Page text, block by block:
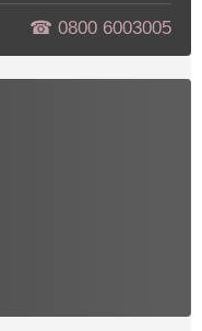
☎︎ 0800 6003005